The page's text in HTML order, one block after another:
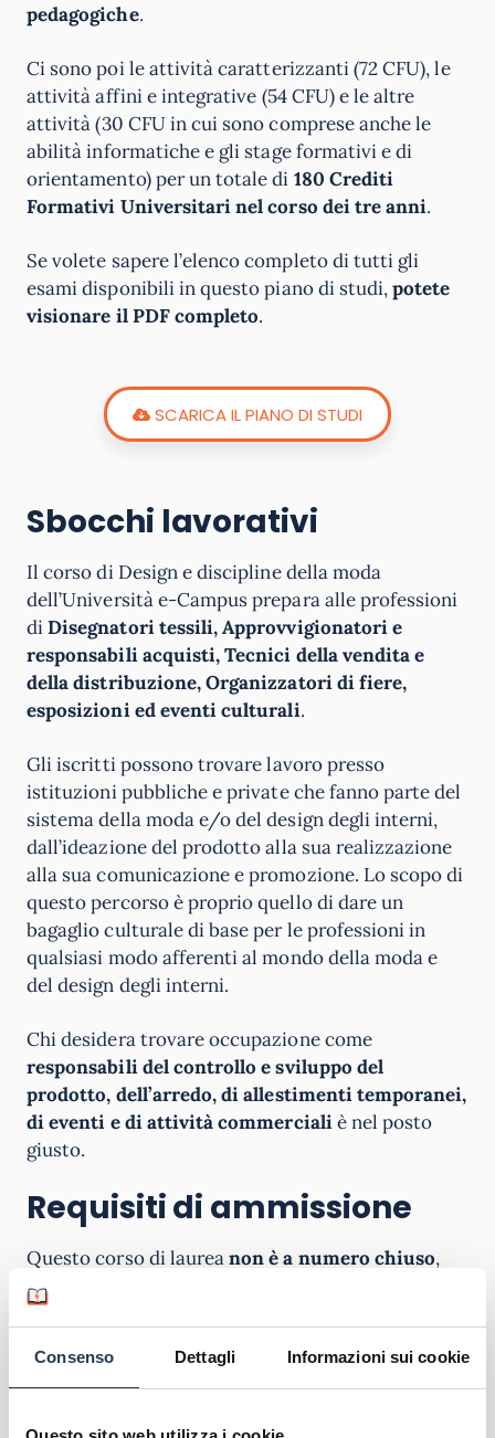
Consenso Dettagli Informazioni sui cookie
pedagogiche.
Ci sono poi le attività caratterizzanti (72 CFU), le
attività affini e integrative (54 CFU) e le altre
attività (30 CFU in cui sono comprese anche le
abilità informatiche e gli stage formativi e di
orientamento) per un totale di 180 Crediti
Formativi Universitari nel corso dei tre anni.
Se volete sapere l’elenco completo di tutti gli
esami disponibili in questo piano di studi,potete
visionare il PDF completo.
SCARICA IL PIANO DI STUDI
Sbocchi lavorativi
Il corso di Design e discipline della moda
dell’Università e-Campus prepara alle professioni
diDisegnatori tessili, Approvvigionatori e
responsabili acquisti, Tecnici della vendita e
della distribuzione, Organizzatori di fiere,
esposizioni ed eventi culturali.
Gli iscritti possono trovare lavoro presso
istituzioni pubbliche e private che fanno parte del
sistema della moda e/o del design degli interni,
dall’ideazione del prodotto alla sua realizzazione
alla sua comunicazione e promozione. Lo scopo di
questo percorso è proprio quello di dare un
bagaglio culturale di base per le professioni in
qualsiasi modo afferenti al mondo della moda e
del design degli interni.
Chi desidera trovare occupazione come
responsabili del controllo e sviluppo del
prodotto, dell’arredo, di allestimenti temporanei,
di eventi e di attività commercialiè nel posto
giusto.
Requisiti di ammissione
Questo corso di laureanon è a numero chiuso,
tuttavia nel momento dell’immatricolazione (che
può essere effettuata in qualsiasi periodo
Università Telematiche) viene effettuato un test di
valutazione iniziale con domande aperte e quiz,
per verificare le conoscenze di base di ogni